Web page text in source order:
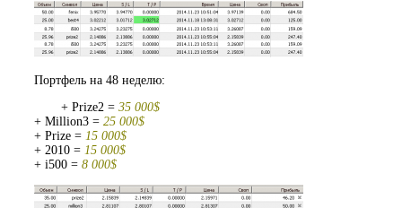
Портфель на 48 неделю:
+ Prize2 = 35 000$
+ Million3 = 25 000$
+ Prize = 15 000$
+ 2010 = 15 000$
+ i500 = 8 000$